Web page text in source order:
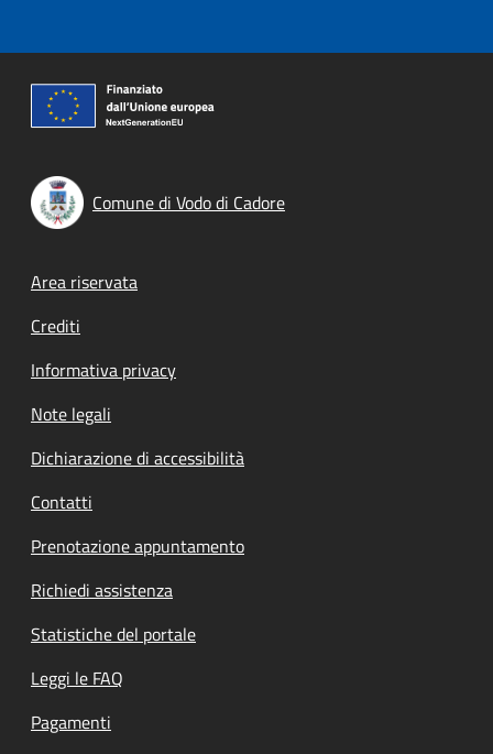
Comune di Vodo di Cadore
Footer menu
Area riservata
Crediti
Informativa privacy
Note legali
Dichiarazione di accessibilità
Contatti
Prenotazione appuntamento
Richiedi assistenza
Statistiche del portale
Leggi le FAQ
Pagamenti